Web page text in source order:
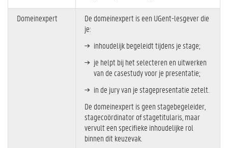
Domeinexpert
De domeinexpert is een UGent-lesgever die
je:
inhoudelijk begeleidt tijdens je stage;
je helpt bij het selecteren en uitwerken
van de casestudy voor je presentatie;
in de jury van je stagepresentatie zetelt.
De domeinexpert is geen stagebegeleider,
stagecoördinator of stagetitularis, maar
vervult een specifieke inhoudelijke rol
binnen dit keuzevak.